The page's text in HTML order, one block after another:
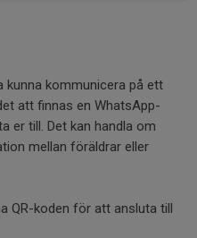
kunna kommunicera på ett
att finnas en WhatsApp-
er till. Det kan handla om
mellan föräldrar eller
QR-koden för att ansluta till